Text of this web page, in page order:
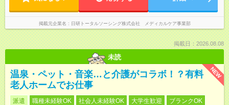
掲載元企業名 日研トータルソーシング株式会社 メディカルケア事業部
掲載日：2026.08.08
未読
NEW
温泉・ペット・音楽…と介護がコラボ！？有料
老人ホームでお仕事
派遣 職種未経験OK 社会人未経験OK 大学生歓迎
ブランクOK